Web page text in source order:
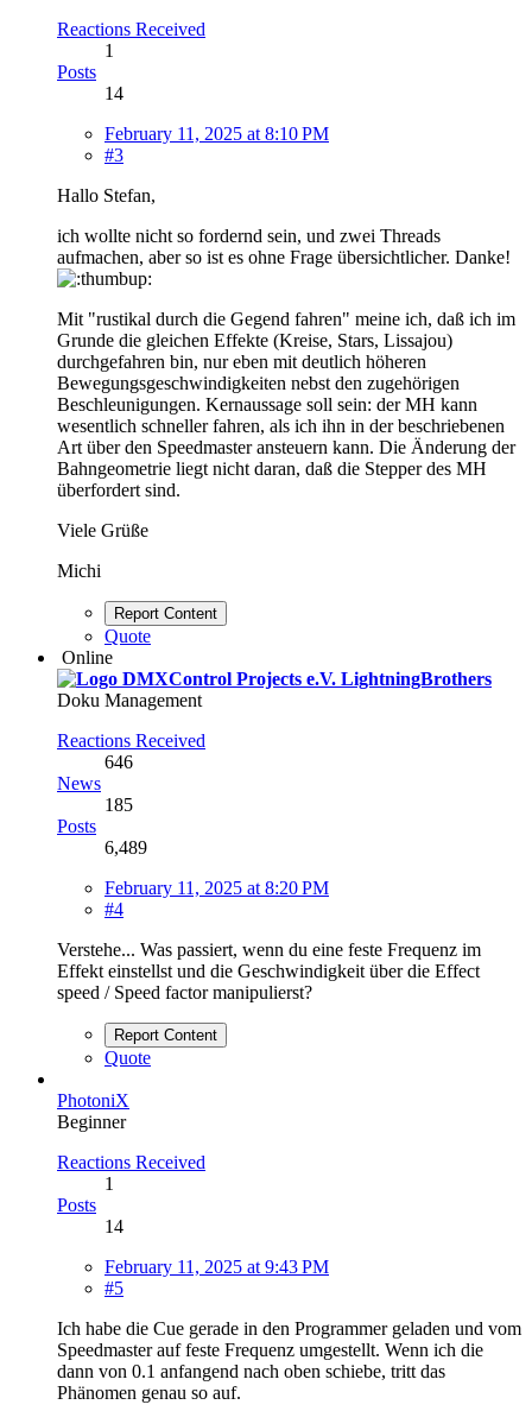
Reactions Received
1
Posts
14
February 11, 2025 at 8:10 PM
#3
Hallo Stefan,
ich wollte nicht so fordernd sein, und zwei Threads
aufmachen, aber so ist es ohne Frage übersichtlicher. Danke!
Mit "rustikal durch die Gegend fahren" meine ich, daß ich im
Grunde die gleichen Effekte (Kreise, Stars, Lissajou)
durchgefahren bin, nur eben mit deutlich höheren
Bewegungsgeschwindigkeiten nebst den zugehörigen
Beschleunigungen. Kernaussage soll sein: der MH kann
wesentlich schneller fahren, als ich ihn in der beschriebenen
Art über den Speedmaster ansteuern kann. Die Änderung der
Bahngeometrie liegt nicht daran, daß die Stepper des MH
überfordert sind.
Viele Grüße
Michi
Report Content
Quote
Online
LightningBrothers
Doku Management
Reactions Received
646
News
185
Posts
6,489
February 11, 2025 at 8:20 PM
#4
Verstehe... Was passiert, wenn du eine feste Frequenz im
Effekt einstellst und die Geschwindigkeit über die Effect
speed / Speed factor manipulierst?
Report Content
Quote
PhotoniX
Beginner
Reactions Received
1
Posts
14
February 11, 2025 at 9:43 PM
#5
Ich habe die Cue gerade in den Programmer geladen und vom
Speedmaster auf feste Frequenz umgestellt. Wenn ich die
dann von 0.1 anfangend nach oben schiebe, tritt das
Phänomen genau so auf.